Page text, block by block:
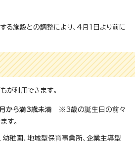
る施設との調整により、4月1日より前に
が利用できます。
から満3歳未満 ※3歳の誕生日の前々
す。
幼稚園、地域型保育事業所、企業主導型